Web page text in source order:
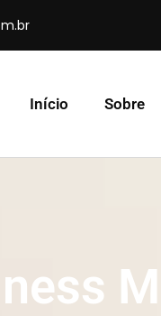
Início Sobre